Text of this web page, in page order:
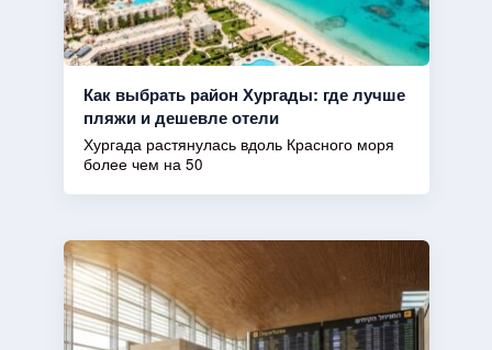
Как выбрать район Хургады: где лучше
пляжи и дешевле отели
Хургада растянулась вдоль Красного моря
более чем на 50